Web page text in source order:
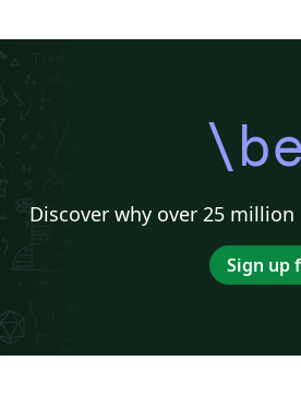
Discover why over 25
Sign up